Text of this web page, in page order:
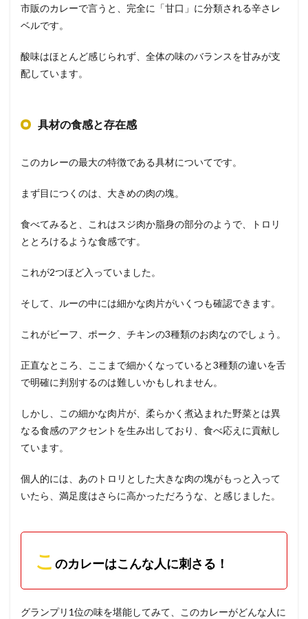
市販のカレーで言うと、完全に「甘口」に分類される辛さレ
ベルです。
酸味はほとんど感じられず、全体の味のバランスを甘みが支
配しています。
具材の食感と存在感
このカレーの最大の特徴である具材についてです。
まず目につくのは、大きめの肉の塊。
食べてみると、これはスジ肉か脂身の部分のようで、トロリ
ととろけるような食感です。
これが2つほど入っていました。
そして、ルーの中には細かな肉片がいくつも確認できます。
これがビーフ、ポーク、チキンの3種類のお肉なのでしょう。
正直なところ、ここまで細かくなっていると3種類の違いを舌
で明確に判別するのは難しいかもしれません。
しかし、この細かな肉片が、柔らかく煮込まれた野菜とは異
なる食感のアクセントを生み出しており、食べ応えに貢献し
ています。
個人的には、あのトロリとした大きな肉の塊がもっと入って
いたら、満足度はさらに高かっただろうな、と感じました。
こ のカレーはこんな人に刺さる！
グランプリ1位の味を堪能してみて、このカレーがどんな人に